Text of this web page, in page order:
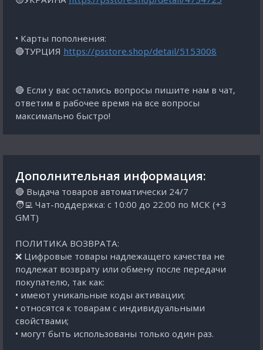
• Карты пополнения:
🔴ТУРЦИЯ https://psstore.shop/detail/5153008
🔴 Если у вас остались вопросы пишите нам в чат,
ответим в рабочее время на все вопросы
максимально быстро!
Дополнительная информация:
🔴 Выдача товаров автоматически 24/7
🧑‍💻 Чат-поддержка: с 10:00 до 22:00 по МСК (+3
GMT)
ПОЛИТИКА ВОЗВРАТА:
❌ Цифровые товары надлежащего качества не
подлежат возврату или обмену после передачи
покупателю, так как:
• имеют уникальные коды активации;
• относятся к товарам с индивидуальными
свойствами;
• могут быть использованы только один раз.